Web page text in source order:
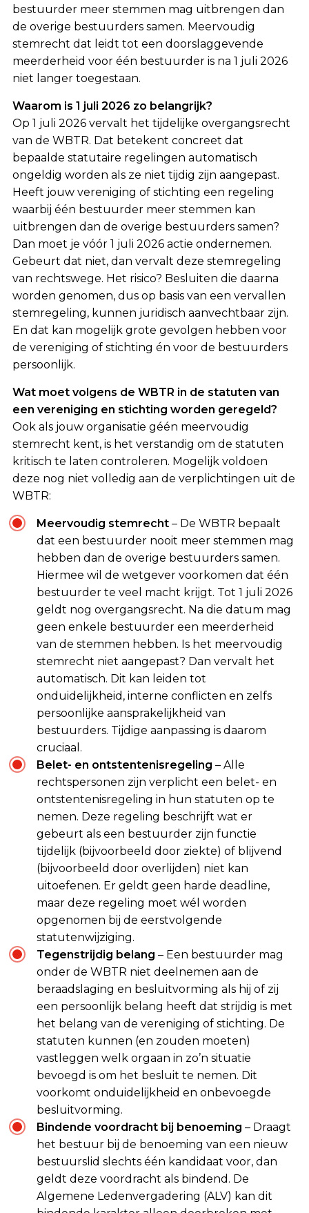
bestuurder meer stemmen mag uitbrengen dan
de overige bestuurders samen. Meervoudig
stemrecht dat leidt tot een doorslaggevende
meerderheid voor één bestuurder is na 1 juli 2026
niet langer toegestaan.
Waarom is 1 juli 2026 zo belangrijk?
Op 1 juli 2026 vervalt het tijdelijke overgangsrecht
van de WBTR. Dat betekent concreet dat
bepaalde statutaire regelingen automatisch
ongeldig worden als ze niet tijdig zijn aangepast.
Heeft jouw vereniging of stichting een regeling
waarbij één bestuurder meer stemmen kan
uitbrengen dan de overige bestuurders samen?
Dan moet je vóór 1 juli 2026 actie ondernemen.
Gebeurt dat niet, dan vervalt deze stemregeling
van rechtswege. Het risico? Besluiten die daarna
worden genomen, dus op basis van een vervallen
stemregeling, kunnen juridisch aanvechtbaar zijn.
En dat kan mogelijk grote gevolgen hebben voor
de vereniging of stichting én voor de bestuurders
persoonlijk.
Wat moet volgens de WBTR in de statuten van
een vereniging en stichting worden geregeld?
Ook als jouw organisatie géén meervoudig
stemrecht kent, is het verstandig om de statuten
kritisch te laten controleren. Mogelijk voldoen
deze nog niet volledig aan de verplichtingen uit de
WBTR:
Meervoudig stemrecht– De WBTR bepaalt
dat een bestuurder nooit meer stemmen mag
hebben dan de overige bestuurders samen.
Hiermee wil de wetgever voorkomen dat één
bestuurder te veel macht krijgt. Tot 1 juli 2026
geldt nog overgangsrecht. Na die datum mag
geen enkele bestuurder een meerderheid
van de stemmen hebben. Is het meervoudig
stemrecht niet aangepast? Dan vervalt het
automatisch. Dit kan leiden tot
onduidelijkheid, interne conflicten en zelfs
persoonlijke aansprakelijkheid van
bestuurders. Tijdige aanpassing is daarom
cruciaal.
Belet- en ontstentenisregeling – Alle
rechtspersonen zijn verplicht een belet- en
ontstentenisregeling in hun statuten op te
nemen. Deze regeling beschrijft wat er
gebeurt als een bestuurder zijn functie
tijdelijk (bijvoorbeeld door ziekte) of blijvend
(bijvoorbeeld door overlijden) niet kan
uitoefenen. Er geldt geen harde deadline,
maar deze regeling moet wél worden
opgenomen bij de eerstvolgende
statutenwijziging.
Tegenstrijdig belang – Een bestuurder mag
onder de WBTR niet deelnemen aan de
beraadslaging en besluitvorming als hij of zij
een persoonlijk belang heeft dat strijdig is met
het belang van de vereniging of stichting. De
statuten kunnen (en zouden moeten)
vastleggen welk orgaan in zo’n situatie
bevoegd is om het besluit te nemen. Dit
voorkomt onduidelijkheid en onbevoegde
besluitvorming.
Bindende voordracht bij benoeming – Draagt
het bestuur bij de benoeming van een nieuw
bestuurslid slechts één kandidaat voor, dan
geldt deze voordracht als bindend. De
Algemene Ledenvergadering (ALV) kan dit